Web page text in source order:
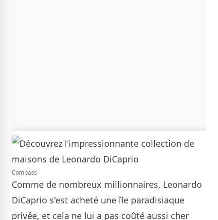
Compass
Comme de nombreux millionnaires, Leonardo
DiCaprio s'est acheté une île paradisiaque
privée, et cela ne lui a pas coûté aussi cher